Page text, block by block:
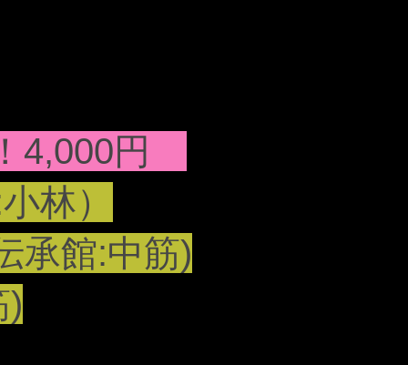
4,000円
林）
館:中筋)
)